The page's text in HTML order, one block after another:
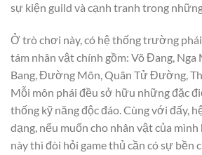
sự kiện guild và cạnh tranh trong
Ở trò chơi này, có hệ thống trường
tám nhân vật chính gồm: Võ Đang, Nga
Bang, Đường Môn, Quân Tử Đường,
Mỗi môn phái đều sở hữu những đặc
thống kỹ năng độc đáo. Cùng với đấy,
dạng, nếu muốn cho nhân vật của mình
này thì đòi hỏi game thủ cần có sự bền